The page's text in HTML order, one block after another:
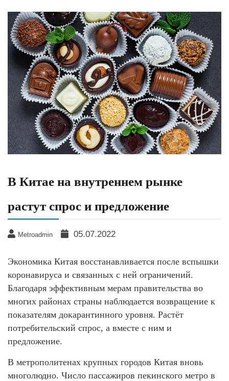
В Китае на внутреннем рынке
растут спрос и предложение
Metroadmin 05.07.2022
Экономика Китая восстанавливается после вспышки
коронавируса и связанных с ней ограничений.
Благодаря эффективным мерам правительства во
многих районах страны наблюдается возвращение к
показателям докарантинного уровня. Растëт
потребительский спрос, а вместе с ним и
предложение.
В метрополитенах крупных городов Китая вновь
многолюдно. Число пассажиров пекинского метро в